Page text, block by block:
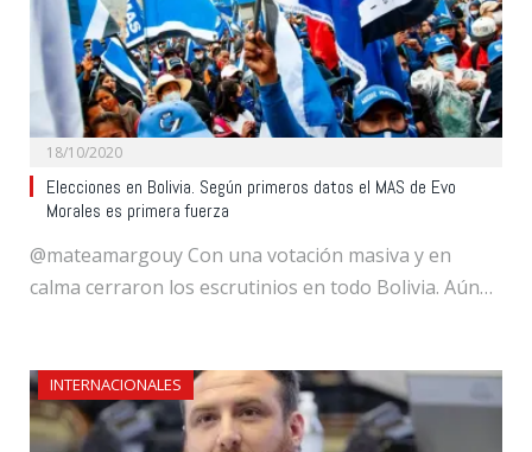
18/10/2020
Elecciones en Bolivia. Según primeros datos el MAS de Evo
Morales es primera fuerza
@mateamargouy Con una votación masiva y en
calma cerraron los escrutinios en todo Bolivia. Aún…
INTERNACIONALES